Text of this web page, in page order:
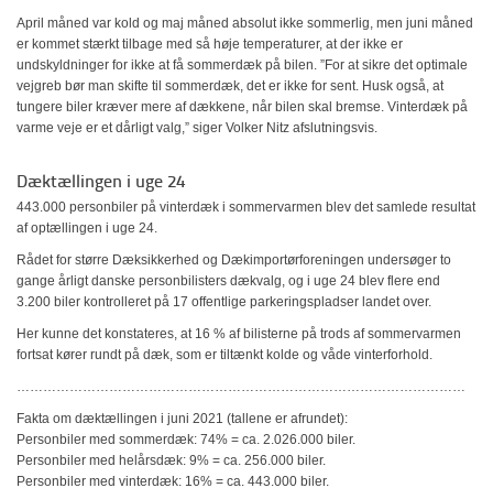
April måned var kold og maj måned absolut ikke sommerlig, men juni måned
er kommet stærkt tilbage med så høje temperaturer, at der ikke er
undskyldninger for ikke at få sommerdæk på bilen. ”For at sikre det optimale
vejgreb bør man skifte til sommerdæk, det er ikke for sent. Husk også, at
tungere biler kræver mere af dækkene, når bilen skal bremse. Vinterdæk på
varme veje er et dårligt valg,” siger Volker Nitz afslutningsvis.
Dæktællingen i uge 24
443.000 personbiler på vinterdæk i sommervarmen blev det samlede resultat
af optællingen i uge 24.
Rådet for større Dæksikkerhed og Dækimportørforeningen undersøger to
gange årligt danske personbilisters dækvalg, og i uge 24 blev flere end
3.200 biler kontrolleret på 17 offentlige parkeringspladser landet over.
Her kunne det konstateres, at 16 % af bilisterne på trods af sommervarmen
fortsat kører rundt på dæk, som er tiltænkt kolde og våde vinterforhold.
Fakta om dæktællingen i juni 2021 (tallene er afrundet):
Personbiler med sommerdæk: 74% = ca. 2.026.000 biler.
Personbiler med helårsdæk: 9% = ca. 256.000 biler.
Personbiler med vinterdæk: 16% = ca. 443.000 biler.